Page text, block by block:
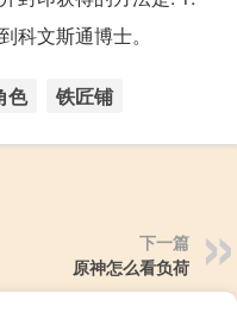
科文斯通博士。
色 铁匠铺
下一篇
原神怎么看负荷